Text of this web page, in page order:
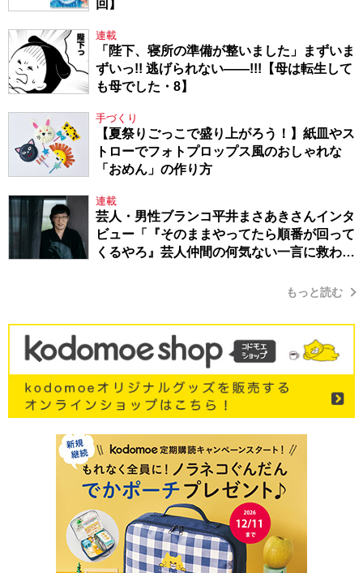
回】
連載
「陛下、寝所の準備が整いました」まずいま
ずいっ!! 逃げられない――!!!【母は転生して
も母でした・8】
手づくり
【夏祭りごっこで盛り上がろう！】紙皿やス
トローでフォトプロップス風のおしゃれな
「おめん」の作り方
連載
芸人・男性ブランコ平井まさあきさんインタ
ビュー「『そのままやってたら順番が回って
くるやろ』芸人仲間の何気ない一言に救われ
もっと読む